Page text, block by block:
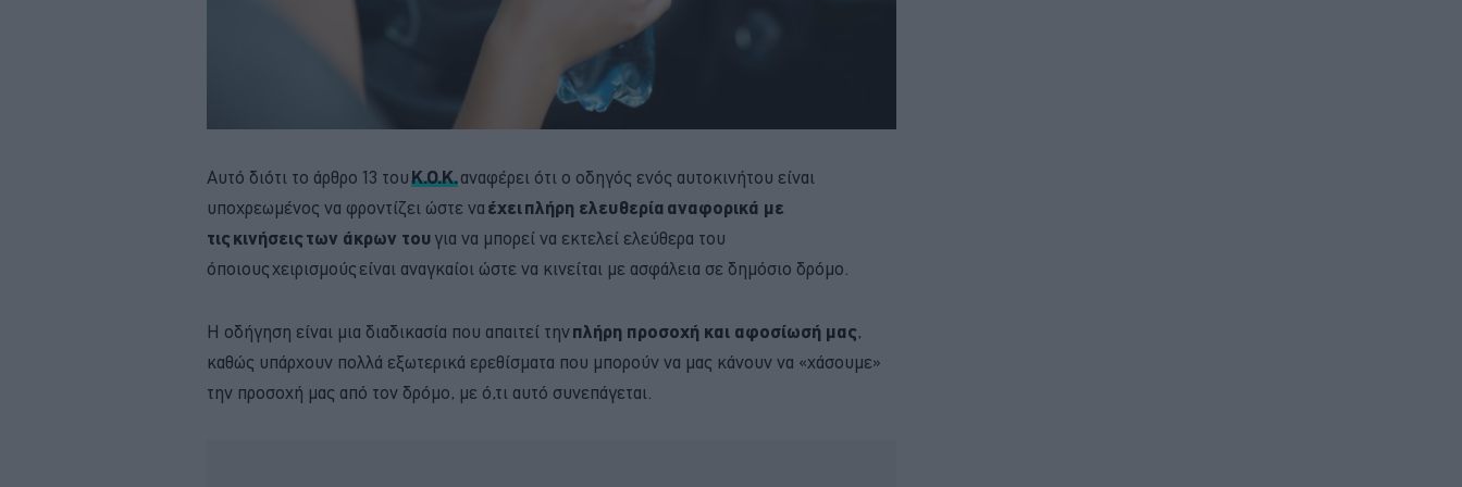
Αυτό διότι το άρθρο 13 τουΚ.Ο.Κ.αναφέρει ότι ο οδηγός ενός αυτοκινήτου είναι
υποχρεωμένος να φροντίζει ώστε να έχει πλήρη ελευθερία αναφορικά με
τις κινήσεις των άκρων του για να μπορεί να εκτελεί ελεύθερα του
όποιους χειρισμούς είναι αναγκαίοι ώστε να κινείται με ασφάλεια σε δημόσιο δρόμο.
Η οδήγηση είναι μια διαδικασία που απαιτεί τηνπλήρη προσοχή και αφοσίωσή μας,
καθώς υπάρχουν πολλά εξωτερικά ερεθίσματα που μπορούν να μας κάνουν να «χάσουμε»
την προσοχή μας από τον δρόμο, με ό,τι αυτό συνεπάγεται.